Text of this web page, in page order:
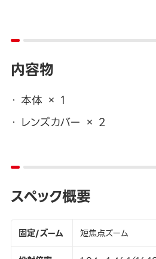
内容物
本体 × 1
レンズカバー × 2
スペック概要
固定/ズーム
短焦点ズーム